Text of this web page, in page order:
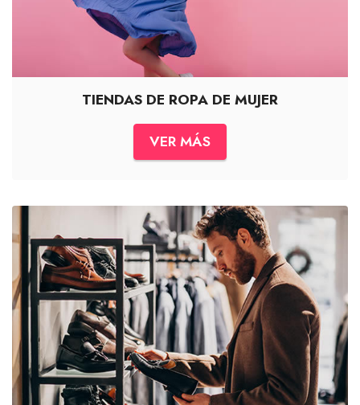
TIENDAS DE ROPA DE MUJER
VER MÁS